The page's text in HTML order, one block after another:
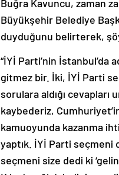
Büyükşehir Belediye
duyduğunu belirterek,
gitmez bir. İki, İYİ Parti
sorulara aldığı cevapları
kaybederiz,
kamuoyunda kazanma
yaptık. İYİ Parti seçmeni
seçmeni size dedi ki
Kılıçdaroğlu’ dediniz ve